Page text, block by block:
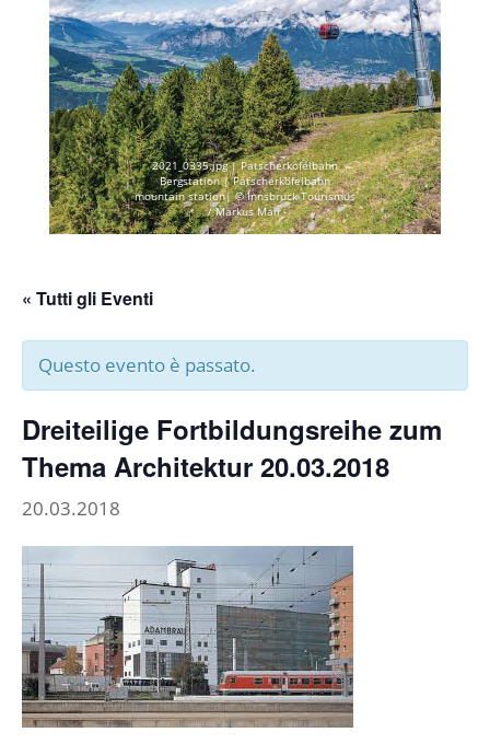
2021_0335.jpg | Patscherkofelbahn
Bergstation | Patscherkofelbahn
mountain station| © Innsbruck Tourismus
/ Markus Mair
« Tutti gli Eventi
Questo evento è passato.
Dreiteilige Fortbildungsreihe zum
Thema Architektur 20.03.2018
20.03.2018